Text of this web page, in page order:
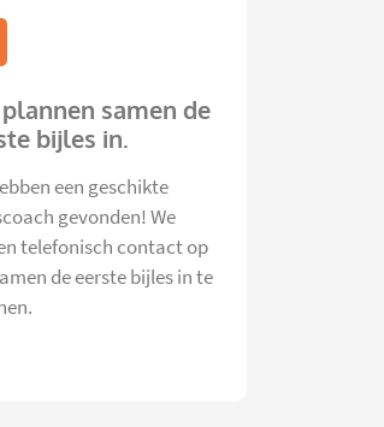
samen de
bijles in.
een geschikte
gevonden! We
telefonisch contact op
de eerste bijles in te